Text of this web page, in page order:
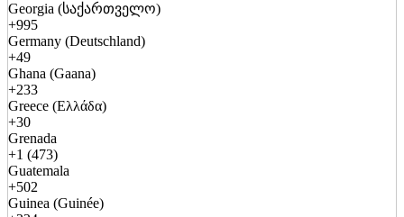
Georgia (საქართველო)
+995
Germany (Deutschland)
+49
Ghana (Gaana)
+233
Greece (Ελλάδα)
+30
Grenada
+1 (473)
Guatemala
+502
Guinea (Guinée)